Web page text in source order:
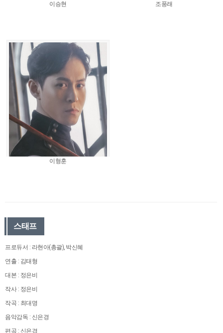
이승현 조풍래
이형훈
스태프
프로듀서 : 라현아(총괄), 박신혜
연출 : 김태형
대본 : 정은비
작사 : 정은비
작곡 : 최대명
음악감독 : 신은경
편곡 : 신은경